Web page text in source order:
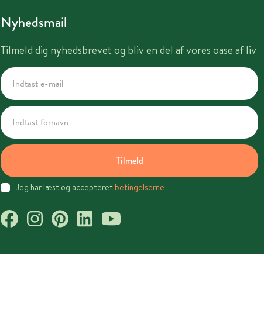
Nyhedsmail
Tilmeld dig nyhedsbrevet og bliv en del af vores oase af liv
Tilmeld
Jeg har læst og accepteret betingelserne